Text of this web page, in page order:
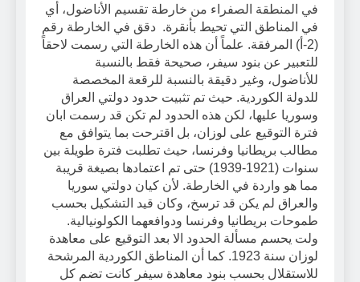
في المنطقة الصفراء من خارطة تقسيم الأناضول، أي
في المناطق التي تحيط بأنقرة. دقق في الخارطة رقم
(2-أ) المرفقة. علماً أن هذه الخارطة التي رسمت لاحقاً
للتعبير عن بنود سيفر، صحيحة فقط بالنسبة
للأناضول، وغير دقيقة بالنسبة للرقعة المخصصة
للدولة الكوردية. حيث تم تثبيت حدود دولتي العراق
وسوريا عليها، لكن هذه الحدود لم تكن قد رسمت ابان
فترة التوقيع على لوزان، بل اقترحت بما يتوافق مع
مطالب بريطانيا وفرنسا، حيث تطلبت فترة طويلة بين
سنوات (1921-1939) حتى تم اعتمادها بصيغة قريبة
مما هو واردة في الخارطة. لأن كيان دولتي سوريا
والعراق لم يكن قد ترسخ، وكان قيد التشكيل بحسب
طموحات بريطانيا وفرنسا ودوافعهما الكولونيالية.
ولت يحسم مسألة الحدود الا بعد التوقيع على معاهدة
لوزان سنة 1923. كما أن المناطق الكوردية المرشحة
للاستقلال بحسب بنود معاهدة سيفر كانت تضم كل